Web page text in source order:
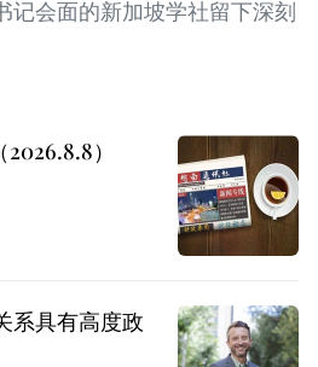
记会面的新加坡学社留下深刻
）
系具有高度政